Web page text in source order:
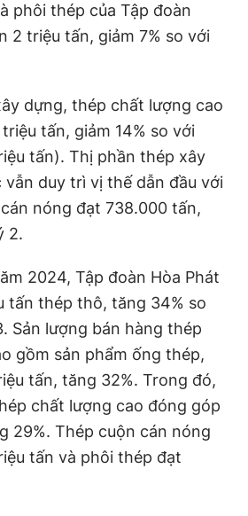
RSS Tòa soạn Chính sách bảo
Toàn
trực: Hải Thành
Việt Hưng
Trung
thuộc về Báo Thanh Niên. Cấm sao
nếu không có sự chấp thuận bằng văn
JSC.
phôi thép của Tập đoàn
2 triệu tấn, giảm 7% so với
dựng, thép chất lượng cao
triệu tấn, giảm 14% so với
tấn). Thị phần thép xây
duy trì vị thế dẫn đầu với
nóng đạt 738.000 tấn,
2.
2024, Tập đoàn Hòa Phát
tấn thép thô, tăng 34% so
Sản lượng bán hàng thép
gồm sản phẩm ống thép,
tấn, tăng 32%. Trong đó,
chất lượng cao đóng góp
29%. Thép cuộn cán nóng
tấn và phôi thép đạt